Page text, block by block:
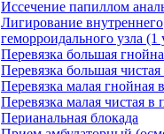
Иссечение папиллом
Лигирование внутреннего
геморроидального узла (1
Перевязка большая
Перевязка большая
Перевязка малая гнойная
Перевязка малая чистая в
Перианальная блокада